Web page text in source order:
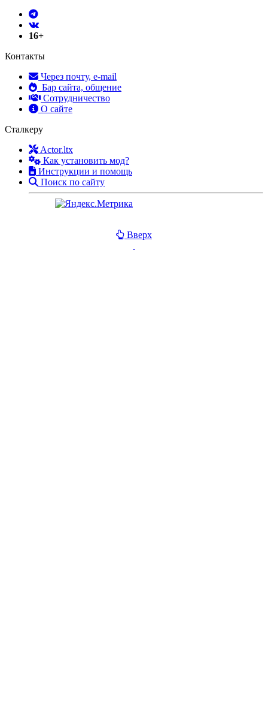
16+
Контакты
Через почту, e-mail
Бар сайта, общение
Сотрудничество
О сайте
Сталкеру
Actor.ltx
Как установить мод?
Инструкции и помощь
Поиск по сайту
Вверх